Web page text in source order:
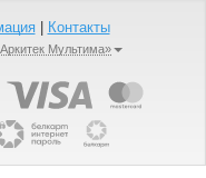
| Контакты
Мультима»